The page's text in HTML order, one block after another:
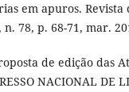
em apuros.
78, p. 68-71, mar.
de edição das
NACIONAL DE